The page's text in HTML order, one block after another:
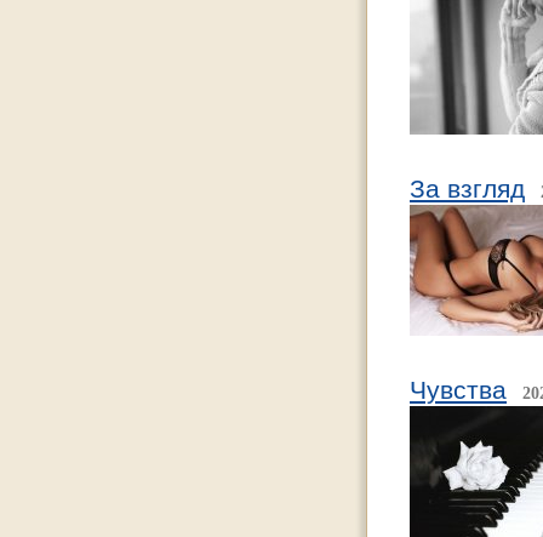
За взгляд
Чувства